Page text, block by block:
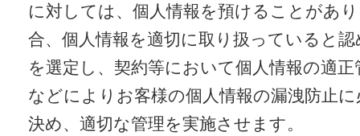
に対しては、個人情報を預けることがあ
合、個人情報を適切に取り扱っていると
を選定し、契約等において個人情報の適正
などによりお客様の個人情報の漏洩防止
決め、適切な管理を実施させます。